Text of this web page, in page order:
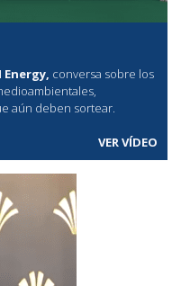
conversa sobre los
aún deben sortear.
VER VÍDEO